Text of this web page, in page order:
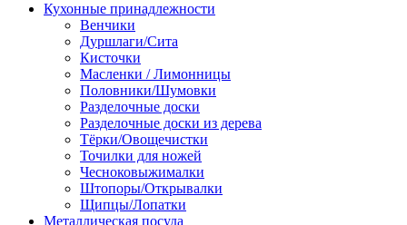
Кухонные принадлежности
Венчики
Дуршлаги/Сита
Кисточки
Масленки / Лимонницы
Половники/Шумовки
Разделочные доски
Разделочные доски из дерева
Тёрки/Овощечистки
Точилки для ножей
Чесноковыжималки
Штопоры/Открывалки
Щипцы/Лопатки
Металлическая посуда